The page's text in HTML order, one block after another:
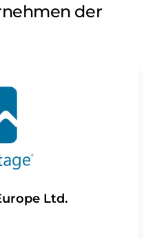
der
Ltd.